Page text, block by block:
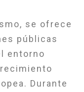
se ofrece
públicas
entorno
Durante